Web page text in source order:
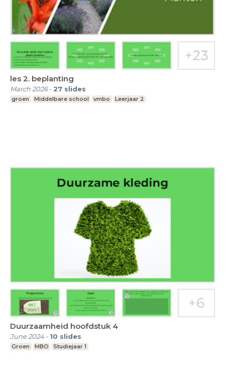
les 2. beplanting
March 2026- 27 slides
groen Middelbare school vmbo Leerjaar 2
Duurzaamheid hoofdstuk 4
June 2024- 10 slides
Groen MBO Studiejaar 1